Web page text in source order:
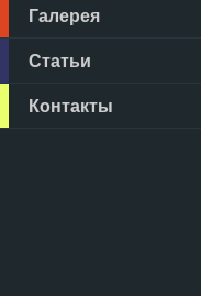
Галерея
Статьи
Контакты